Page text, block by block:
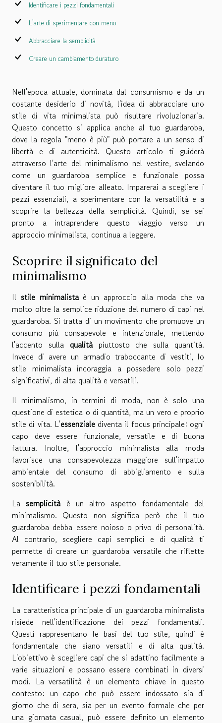
Identificare i pezzi fondamentali
L'arte di sperimentare con meno
Abbracciare la semplicità
Creare un cambiamento duraturo
Nell'epoca attuale, dominata dal consumismo e da un
costante desiderio di novità, l'idea di abbracciare uno
stile di vita minimalista può risultare rivoluzionaria.
Questo concetto si applica anche al tuo guardaroba,
dove la regola "meno è più" può portare a un senso di
libertà e di autenticità. Questo articolo ti guiderà
attraverso l'arte del minimalismo nel vestire, svelando
come un guardaroba semplice e funzionale possa
diventare il tuo migliore alleato. Imparerai a scegliere i
pezzi essenziali, a sperimentare con la versatilità e a
scoprire la bellezza della semplicità. Quindi, se sei
pronto a intraprendere questo viaggio verso un
approccio minimalista, continua a leggere.
Scoprire il significato del
minimalismo
Il stile minimalistaè un approccio alla moda che va
molto oltre la semplice riduzione del numero di capi nel
guardaroba. Si tratta di un movimento che promuove un
consumo più consapevole e intenzionale, mettendo
l'accento sulla qualitàpiuttosto che sulla quantità.
Invece di avere un armadio traboccante di vestiti, lo
stile minimalista incoraggia a possedere solo pezzi
significativi, di alta qualità e versatili.
Il minimalismo, in termini di moda, non è solo una
questione di estetica o di quantità, ma un vero e proprio
stile di vita. L'essenzialediventa il focus principale: ogni
capo deve essere funzionale, versatile e di buona
fattura. Inoltre, l'approccio minimalista alla moda
favorisce una consapevolezza maggiore sull'impatto
ambientale del consumo di abbigliamento e sulla
sostenibilità.
Lasemplicità è un altro aspetto fondamentale del
minimalismo. Questo non significa però che il tuo
guardaroba debba essere noioso o privo di personalità.
Al contrario, scegliere capi semplici e di qualità ti
permette di creare un guardaroba versatile che riflette
veramente il tuo stile personale.
Identificare i pezzi fondamentali
La caratteristica principale di un guardaroba minimalista
risiede nell'identificazione dei pezzi fondamentali.
Questi rappresentano le basi del tuo stile, quindi è
fondamentale che siano versatili e di alta qualità.
L'obiettivo è scegliere capi che si adattino facilmente a
varie situazioni e possano essere combinati in diversi
modi. La versatilità è un elemento chiave in questo
contesto: un capo che può essere indossato sia di
giorno che di sera, sia per un evento formale che per
una giornata casual, può essere definito un elemento